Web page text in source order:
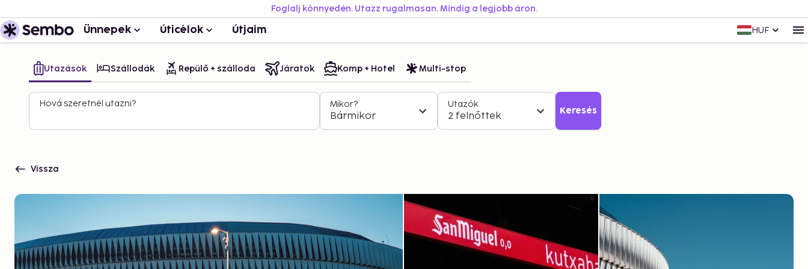
Foglalj könnyedén. Utazz rugalmasan. Mindig a legjobb áron.
Ünnepek Úticélok Útjaim HUF
Utazások Szállodák Repülő + szálloda Járatok Komp + Hotel Multi-stop
Hová szeretnél utazni? Mikor?
Bármikor
Utazók
2 felnőttek Keresés
Vissza